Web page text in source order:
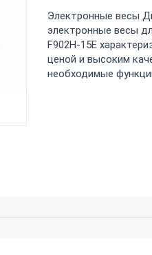
Электронные весы
электронные весы
F902H-15E
ценой и высоким
необходимые